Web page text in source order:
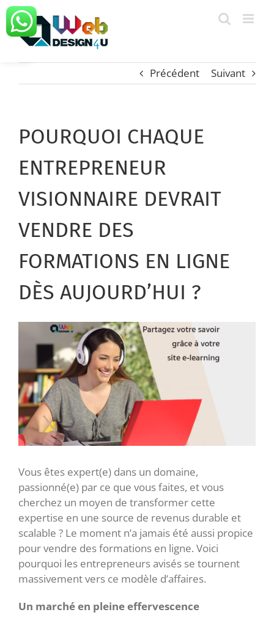
Ouvrir la barre d’outils
Passer
au
contenu
Précédent Suivant
POURQUOI CHAQUE
ENTREPRENEUR
VISIONNAIRE DEVRAIT
VENDRE DES
FORMATIONS EN LIGNE
DÈS AUJOURD’HUI ?
l'image
agrandie
Vous êtes expert(e) dans un domaine,
passionné(e) par ce que vous faites, et vous
cherchez un moyen de transformer cette
expertise en une source de revenus durable et
scalable ? Le moment n’a jamais été aussi propice
pour vendre des formations en ligne. Voici
pourquoi les entrepreneurs avisés se tournent
massivement vers ce modèle d’affaires.
Un marché en pleine effervescence